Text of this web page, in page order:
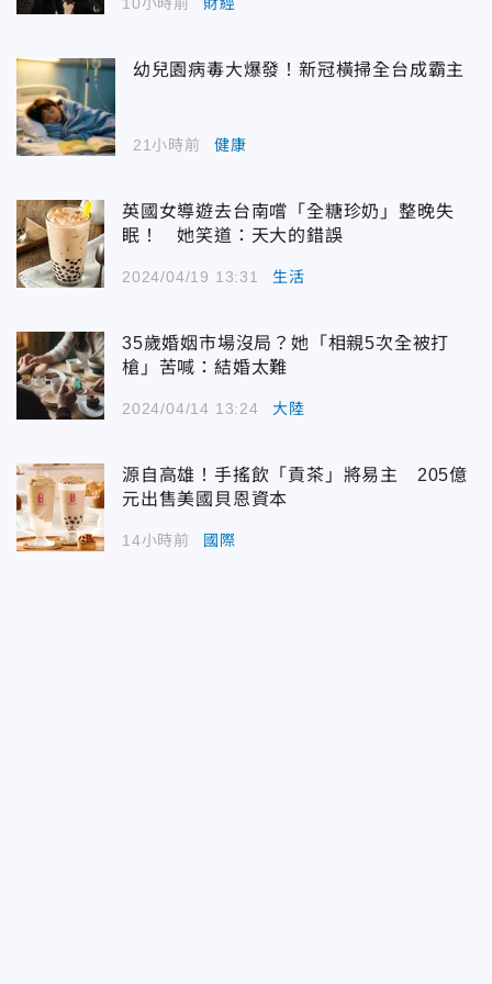
幼兒園病毒大爆發！新冠橫掃全台成霸主
21小時前 健康
英國女導遊去台南嚐「全糖珍奶」整晚失
眠！ 她笑道：天大的錯誤
2024/04/19 13:31 生活
35歲婚姻市場沒局？她「相親5次全被打
槍」苦喊：結婚太難
2024/04/14 13:24 大陸
源自高雄！手搖飲「貢茶」將易主 205億
元出售美國貝恩資本
14小時前 國際